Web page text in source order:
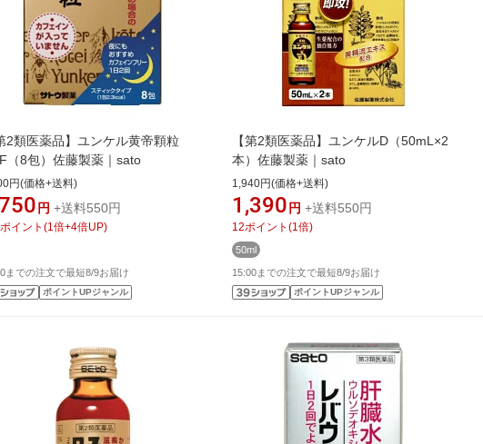
2類医薬品】ユンケル黄帝顆粒
（8包）佐藤製薬｜sato
円(価格+送料)
円 +送料550円
ポイント (1 倍+4倍UP)
までの注文で最短8/9お届け
ポイントUPジャンル
【第2類医薬品】ユンケルD（50mL×2
本）佐藤製薬｜sato
1,940円(価格+送料)
1,390 円 +送料550円
12ポイント (1 倍)
50ml
15:00までの注文で最短8/9お届け
ポイントUPジャンル